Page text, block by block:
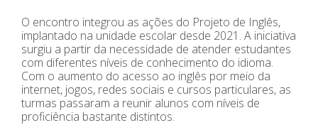
O encontro integrou as ações do Projeto de Inglês,
implantado na unidade escolar desde 2021. A iniciativa
surgiu a partir da necessidade de atender estudantes
com diferentes níveis de conhecimento do idioma.
Com o aumento do acesso ao inglês por meio da
internet, jogos, redes sociais e cursos particulares, as
turmas passaram a reunir alunos com níveis de
proficiência bastante distintos.